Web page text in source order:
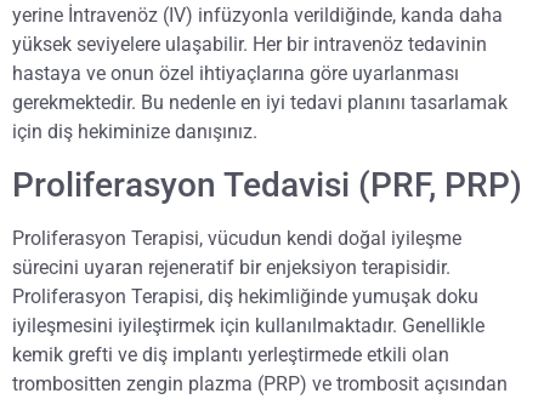
yerine İntravenöz (IV) infüzyonla verildiğinde, kanda daha
yüksek seviyelere ulaşabilir. Her bir intravenöz tedavinin
hastaya ve onun özel ihtiyaçlarına göre uyarlanması
gerekmektedir. Bu nedenle en iyi tedavi planını tasarlamak
için diş hekiminize danışınız.
Proliferasyon Tedavisi (PRF, PRP)
Proliferasyon Terapisi, vücudun kendi doğal iyileşme
sürecini uyaran rejeneratif bir enjeksiyon terapisidir.
Proliferasyon Terapisi, diş hekimliğinde yumuşak doku
iyileşmesini iyileştirmek için kullanılmaktadır. Genellikle
kemik grefti ve diş implantı yerleştirmede etkili olan
trombositten zengin plazma (PRP) ve trombosit açısından